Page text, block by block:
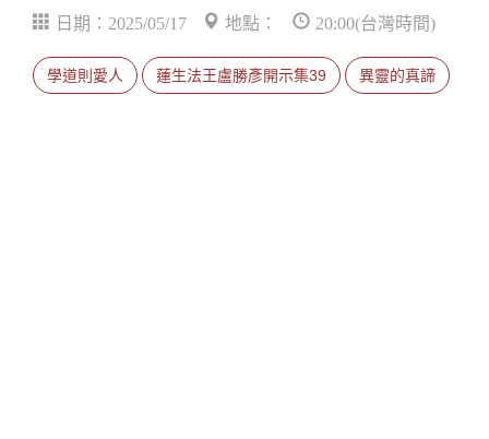
日期：2025/05/17 地點： 20:00(台灣時間)
學道則愛人 蓮生法王盧勝彥開示集39 異靈的真諦